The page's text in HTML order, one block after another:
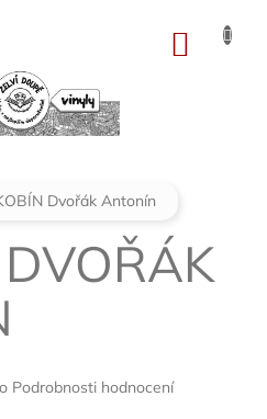
Dvořák Antonín
DVOŘÁK
Podrobnosti hodnocení